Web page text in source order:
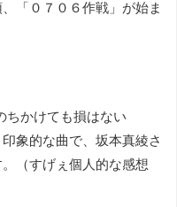
「０７０６作戦」が始ま
ちかけても損はない
象的な曲で、坂本真綾さ
（すげぇ個人的な感想